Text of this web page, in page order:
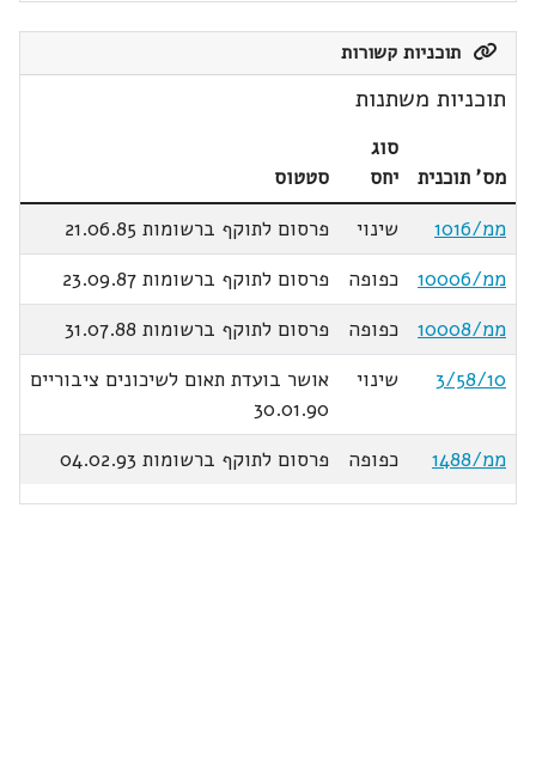
תוכניות קשורות
תוכניות משתנות
מס' תוכנית
סוג
יחס
סטטוס
ממ/1016
שינוי
פרסום לתוקף ברשומות 21.06.85
ממ/10006
כפופה
פרסום לתוקף ברשומות 23.09.87
ממ/10008
כפופה
פרסום לתוקף ברשומות 31.07.88
3/58/10
שינוי
אושר בועדת תאום לשיכונים ציבוריים
30.01.90
ממ/1488
כפופה פרסום לתוקף ברשומות 04.02.93